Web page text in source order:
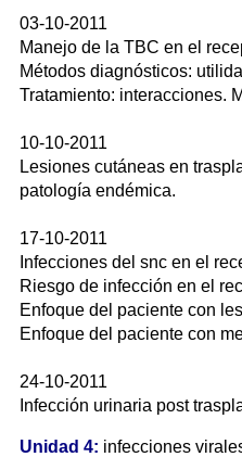
03-10-2011
Manejo de la TBC en el
Métodos diagnósticos:
Tratamiento: interacciones.
10-10-2011
Lesiones cutáneas en
patología endémica.
17-10-2011
Infecciones del snc en el
Riesgo de infección en el
Enfoque del paciente con
Enfoque del paciente con
24-10-2011
Infección urinaria post
Unidad 4: infecciones